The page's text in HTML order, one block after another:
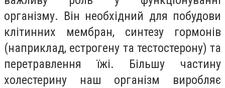
організму. Він необхідний для побудови
клітинних мембран, синтезу гормонів
(наприклад, естрогену та тестостерону) та
перетравлення їжі. Більшу частину
холестерину наш організм виробляє